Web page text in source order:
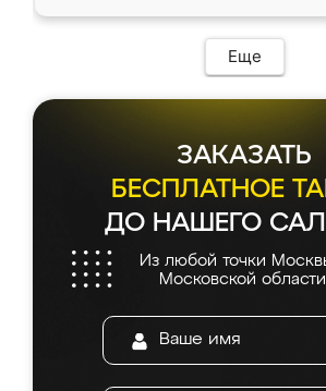
мебель сразу встала на свое
каких-либо доработок.
довольна, все выглядит так,
Еще
ЗАКАЗАТЬ
БЕСПЛАТНОЕ
ДО НАШЕГО
Из любой точки
Московской